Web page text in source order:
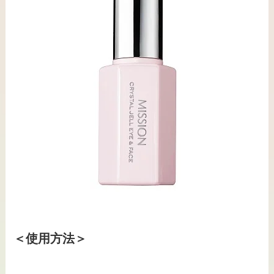
＜使用方法＞